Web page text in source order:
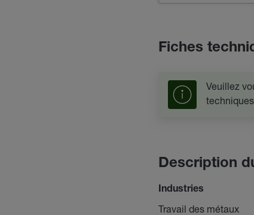
Fiches
Veuillez
Description
Industries
Travail des métaux